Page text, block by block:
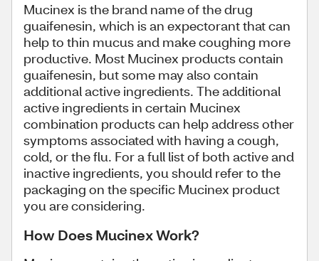
Mucinex is the brand name of the drug
guaifenesin, which is an expectorant that can
help to thin mucus and make coughing more
productive. Most Mucinex products contain
guaifenesin, but some may also contain
additional active ingredients. The additional
active ingredients in certain Mucinex
combination products can help address other
symptoms associated with having a cough,
cold, or the flu. For a full list of both active and
inactive ingredients, you should refer to the
packaging on the specific Mucinex product
you are considering.
How Does Mucinex Work?